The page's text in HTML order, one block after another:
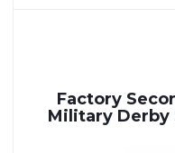
Factory
Military Derby